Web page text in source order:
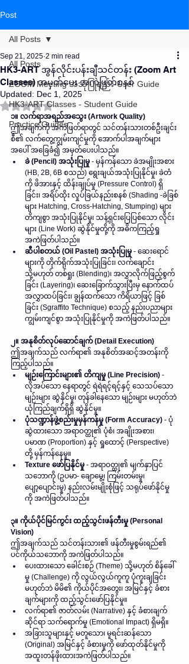
Post
All Posts
ZOOM Meeting အသုံပြုနည်း-User Guide
HK3-ART Classes - Student Guide
Practice Guides
All Posts
HK3-ART အွန်လိုင်းပန်းချီသင်တန်း (Zoom Art
Classes) အမှတ်ပေး အကဲဖြတ်စနစ်
Sep 21, 2025 2 min read
Updated: Dec 1, 2025
Rated NaN out of 5 stars.
၁။ လက်ရာအရည်အသွေး (Artwork Quality)
ဤအချက်ကို အကဲဖြတ်ရာတွင် သင်တန်းသားတစ်ဦးချင်း
စီ၏ လက်တွေ့ကျွမ်းကျင်မှုကို အောက်ပါအချက်များ
အပေါ် အခြေခံ၍ အမှတ်ပေးပါသည်။
ခဲ (Pencil) အသုံးပြုမှု - မှန်ကန်သော ခဲအမျိုးအစား
(HB, 2B, 6B စသည်) ရွေးချယ်အသုံးပြုနိုင်မှု၊ ခဲတံ
ကို ဖိအားနှင့် ထိန်းချုပ်မှု (Pressure Control) ရှိ
ခြင်း၊ အရိပ်ထိုး လှုပ်ခြယ်နည်းစနစ် (Shading -ခဲခြစ်
များ Hatching, Cross-Hatching, Stumping) များ
တိကျစွာ အသုံးပြုနိုင်မှု၊ သန့်ရှင်းပြေပြစ်သော လိုင်း
များ (Line Work) ဆွဲနိုင်မှုတို့ကို အဓိကကြည့်ရှု
အကဲဖြတ်ပါသည်။
ဆီပါစတယ် (Oil Pastel) အသုံးပြုမှု - ဆေးရောင်
များကို တိုက်ရိုက်အသုံးပြုခြင်း၊ လက်ချောင်း
သို့မဟုတ် တစ်ရှုး (Blending)၊ အလွှာလိုက်ဖြည့်စွက်
ခြင်း (Layering)၊ ဆေးခြောက်သွားပြီးမှ နောက်ထပ်
အလွှာထပ်ခြင်း၊ ချွန်ထက်သော ကိရိယာဖြင့် ခြစ်
ခြင်း (Sgraffito Technique) စသည့် နည်းပညာများ
ကျွမ်းကျင်စွာ အသုံးပြုနိုင်မှုကို အကဲဖြတ်ပါသည်။
၂။ အနုစိတ်လုပ်ဆောင်ချက် (Detail Execution)
ဤအချက်သည် လက်ရာ၏ အနုစိတ်အဆင့်အတန်းကို
ကြည့်ပါသည်။
မျဉ်းကြောင်းများ၏ တိကျမှု (Line Precision) -
လိုအပ်သော နေရာတွင် ရဲရဲရင့်ရင့်နှင့် သေသပ်သော
မျဉ်းများ ဆွဲနိုင်မှု၊ တုန်ခါနေသော မျဉ်းများ မဟုတ်ဘဲ
ယုံကြည်ချက်ရှိရှိ ဆွဲနိုင်မှု။
ပုံသဏ္ဍာန်ဖွဲ့စည်းမှုမှန်ကန်မှု (Form Accuracy) - ပုံ
ဆွဲထားသော အရာဝတ္ထု၏ ပုံစံ၊ အချိုးအစား၊
ပမာဏ (Proportion) နှင့် ရှုထောင့် (Perspective)
တို့ မှန်ကန်နေမှု။
Texture ဖော်ပြနိုင်မှု - အရာဝတ္ထု၏ မျက်နှာပြင်
သဘောကို (ဥပမာ- ချောမွေ့၊ ကြမ်းတမ်းမှု၊
ပျော့ပျောင်းမှု) နည်းလမ်းမျိုးစုံဖြင့် သရုပ်ဖော်နိုင်မှု
ကို အကဲဖြတ်ပါသည်။
၃။ ကိုယ်ပိုင်မြင်ကွင်း ထည့်သွင်းဖန်တီးမှု (Personal
Vision)
ဤအချက်သည် သင်တန်းသား၏ ဖန်တီးမှုစွမ်းရည်၏
ပင်ကိုယ်သဘောကို အကဲဖြတ်ပါသည်။
ပေးထားသော ခေါင်းစဉ် (Theme) သို့မဟုတ် စိန်ခေါ်
မှု (Challenge) ကို လွယ်လွယ်ကူကူ ပုံကူးချခြင်း
မဟုတ်ဘဲ မိမိ၏ ကိုယ်ပိုင်အတွေး၊ အမြင်နှင့် ခံစား
ချက်များကို ထည့်သွင်းဖော်ပြနိုင်မှု။
လက်ရာ၏ ဇာတ်လမ်း (Narrative) နှင့် ခံစားချက်
ဆိုင်ရာ သက်ရောက်မှု (Emotional Impact) ရှိမရှိ။
အခြားသူများနှင့် မတူသော၊ မူရင်းဆန်သော
(Original) အမြင်နှင့် ခံစားမှုကို ဖော်ထုတ်နိုင်မှုကို
အထူးတန်ဖိုးထားအကဲဖြတ်ပါသည်။